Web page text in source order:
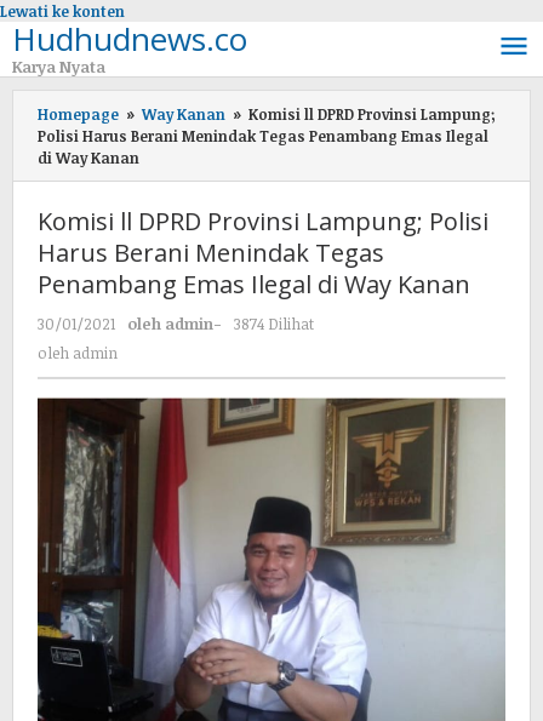
Lewati ke konten
Hudhudnews.co
Karya Nyata
Homepage » Way Kanan » Komisi ll DPRD Provinsi Lampung;
Polisi Harus Berani Menindak Tegas Penambang Emas Ilegal
di Way Kanan
Komisi ll DPRD Provinsi Lampung; Polisi
Harus Berani Menindak Tegas
Penambang Emas Ilegal di Way Kanan
30/01/2021 oleh admin-
3874 Dilihat
oleh admin